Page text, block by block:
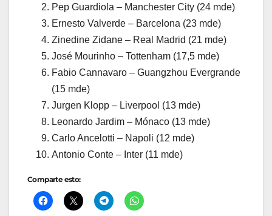
Pep Guardiola – Manchester City (24 mde)
Ernesto Valverde – Barcelona (23 mde)
Zinedine Zidane – Real Madrid (21 mde)
José Mourinho – Tottenham (17,5 mde)
Fabio Cannavaro – Guangzhou Evergrande
(15 mde)
Jurgen Klopp – Liverpool (13 mde)
Leonardo Jardim – Mónaco (13 mde)
Carlo Ancelotti – Napoli (12 mde)
Antonio Conte – Inter (11 mde)
Comparte esto: